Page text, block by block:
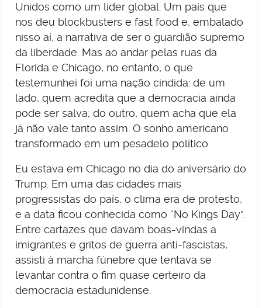
Unidos como um líder global. Um país que
nos deu blockbusters e fast food e, embalado
nisso aí, a narrativa de ser o guardião supremo
da liberdade. Mas ao andar pelas ruas da
Florida e Chicago, no entanto, o que
testemunhei foi uma nação cindida: de um
lado, quem acredita que a democracia ainda
pode ser salva; do outro, quem acha que ela
já não vale tanto assim. O sonho americano
transformado em um pesadelo político.
Eu estava em Chicago no dia do aniversário do
Trump. Em uma das cidades mais
progressistas do país, o clima era de protesto,
e a data ficou conhecida como “No Kings Day”.
Entre cartazes que davam boas-vindas a
imigrantes e gritos de guerra anti-fascistas,
assisti à marcha fúnebre que tentava se
levantar contra o fim quase certeiro da
democracia estadunidense.